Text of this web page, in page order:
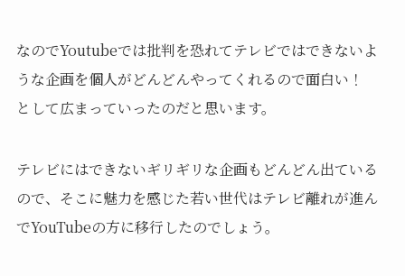
なのでYoutubeでは批判を恐れてテレビではできないよ
うな企画を個人がどんどんやってくれるので面白い！
として広まっていったのだと思います。
テレビにはできないギリギリな企画もどんどん出ている
ので、そこに魅力を感じた若い世代はテレビ離れが進ん
でYouTubeの方に移行したのでしょう。